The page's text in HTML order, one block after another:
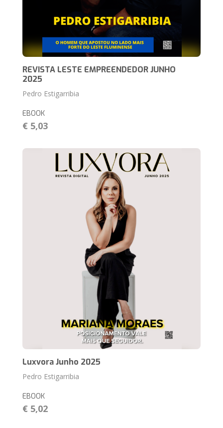
REVISTA LESTE EMPREENDEDOR JUNHO
2025
Pedro Estigarribia
EBOOK
€ 5,03
Luxvora Junho 2025
Pedro Estigarribia
EBOOK
€ 5,02